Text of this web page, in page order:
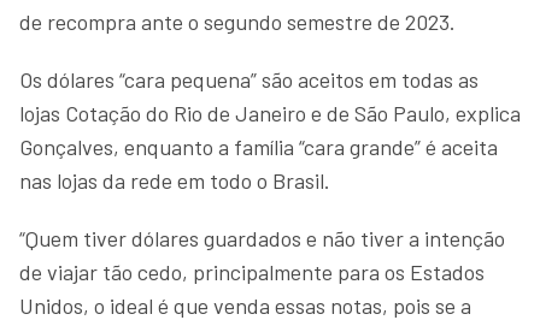
de recompra ante o segundo semestre de 2023.
Os dólares “cara pequena” são aceitos em todas as
lojas Cotação do Rio de Janeiro e de São Paulo, explica
Gonçalves, enquanto a família “cara grande” é aceita
nas lojas da rede em todo o Brasil.
“Quem tiver dólares guardados e não tiver a intenção
de viajar tão cedo, principalmente para os Estados
Unidos, o ideal é que venda essas notas, pois se a